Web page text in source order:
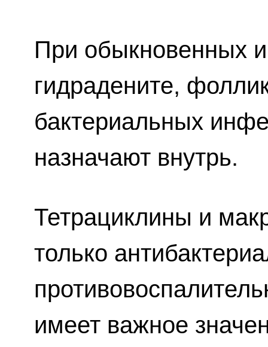
При обыкновенных
гидрадените,
бактериальных
назначают внутрь.
Тетрациклины и
только
имеет важное